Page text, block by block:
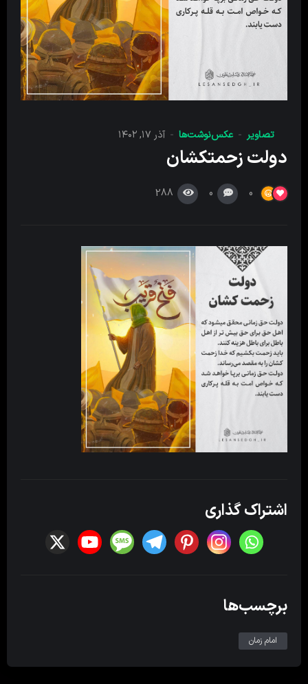
تصاویر عکس‌نوشت‌ها آذر ۱۷, ۱۴۰۲
دولت زحمتکشان
0
0
288
اشتراک گذاری
برچسب‌ها
امام زمان